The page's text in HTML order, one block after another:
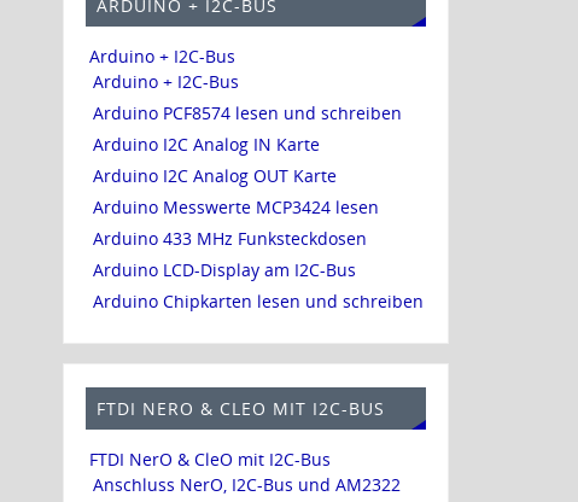
ARDUINO + I2C-BUS
Arduino + I2C-Bus
Arduino + I2C-Bus
Arduino PCF8574 lesen und schreiben
Arduino I2C Analog IN Karte
Arduino I2C Analog OUT Karte
Arduino Messwerte MCP3424 lesen
Arduino 433 MHz Funksteckdosen
Arduino LCD-Display am I2C-Bus
Arduino Chipkarten lesen und schreiben
FTDI NERO & CLEO MIT I2C-BUS
FTDI NerO & CleO mit I2C-Bus
Anschluss NerO, I2C-Bus und AM2322